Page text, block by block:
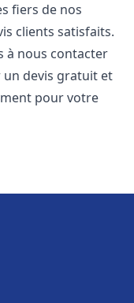
fiers de nos
clients satisfaits.
à nous contacter
devis gratuit et
pour votre